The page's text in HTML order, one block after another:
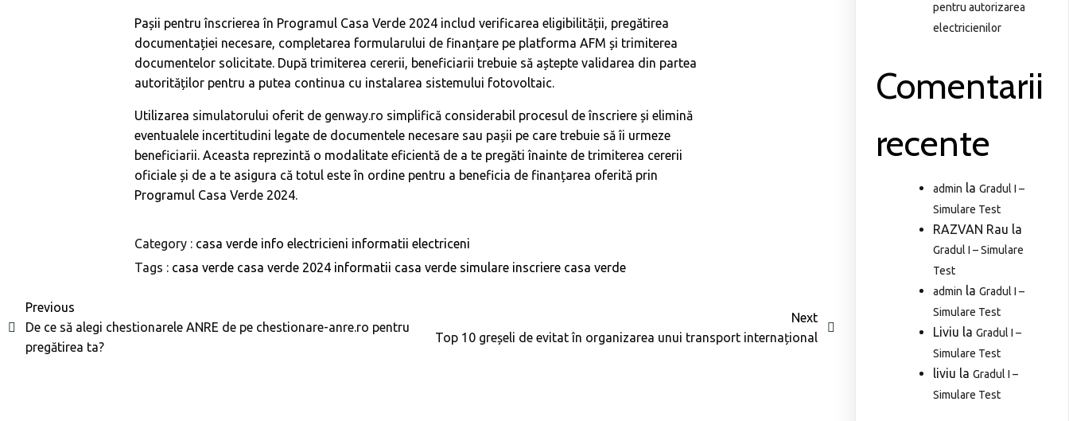
Pașii pentru înscrierea în Programul Casa Verde 2024 includ verificarea eligibilității, pregătirea
documentației necesare, completarea formularului de finanțare pe platforma AFM și trimiterea
documentelor solicitate. După trimiterea cererii, beneficiarii trebuie să aștepte validarea din partea
autorităților pentru a putea continua cu instalarea sistemului fotovoltaic.
Utilizarea simulatorului oferit de genway.ro simplifică considerabil procesul de înscriere și elimină
eventualele incertitudini legate de documentele necesare sau pașii pe care trebuie să îi urmeze
beneficiarii. Aceasta reprezintă o modalitate eficientă de a te pregăti înainte de trimiterea cererii
oficiale și de a te asigura că totul este în ordine pentru a beneficia de finanțarea oferită prin
Programul Casa Verde 2024.
Category : casa verde info electricieni informatii electriceni
Tags : casa verde casa verde 2024 informatii casa verde simulare inscriere casa verde
Previous
De ce să alegi chestionarele ANRE de pe chestionare-anre.ro pentru
pregătirea ta?
Next
Top 10 greșeli de evitat în organizarea unui transport internațional
pentru autorizarea
electricienilor
Comentarii
recente
admin laGradul I –
Simulare Test
RAZVAN Rau la
Gradul I – Simulare
Test
admin laGradul I –
Simulare Test
Liviu laGradul I –
Simulare Test
liviu laGradul I –
Simulare Test